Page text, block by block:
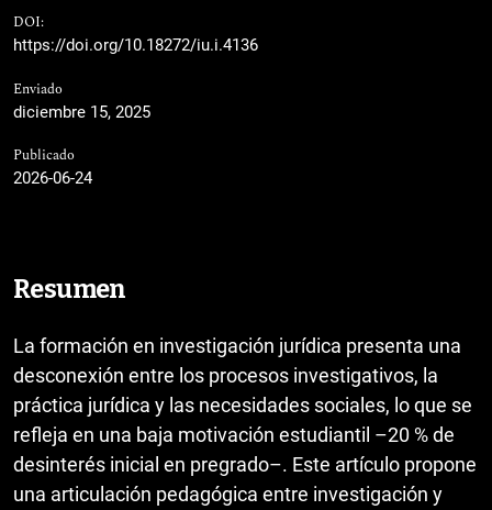
DOI:
https://doi.org/10.18272/iu.i.4136
Enviado
diciembre 15, 2025
Publicado
2026-06-24
Resumen
La formación en investigación jurídica presenta una
desconexión entre los procesos investigativos, la
práctica jurídica y las necesidades sociales, lo que se
refleja en una baja motivación estudiantil –20 % de
desinterés inicial en pregrado–. Este artículo propone
una articulación pedagógica entre investigación y